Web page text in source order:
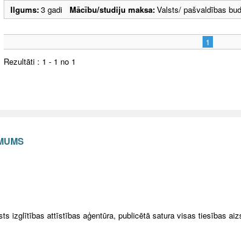
Ilgums:3 gadi Mācību/studiju maksa:Valsts/ pašvaldības
1
Rezultāti : 1 - 1 no 1
izglītības attīstības aģentūra, publicētā satura visas tiesības